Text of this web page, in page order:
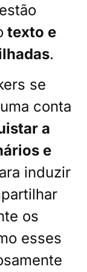
texto e
.
se
conta
a
e
induzir
os
esses